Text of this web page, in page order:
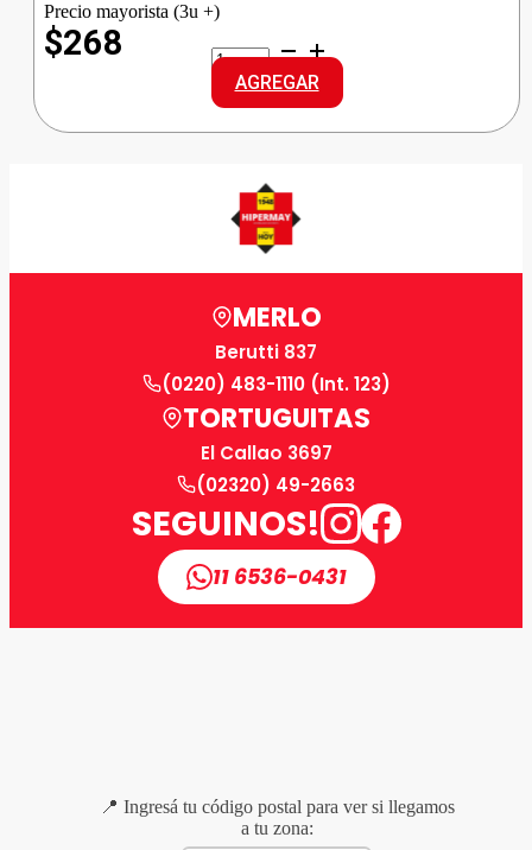
Precio mayorista (3u +)
$268
GUAYMALLEN
ALF.SIMPLE
D.LECHE
cantidad
AGREGAR
MERLO
Berutti 837
(0220) 483-1110 (Int. 123)
TORTUGUITAS
El Callao 3697
(02320) 49-2663
SEGUINOS!
11 6536-0431
📍 Ingresá tu código postal para ver si llegamos
a tu zona: